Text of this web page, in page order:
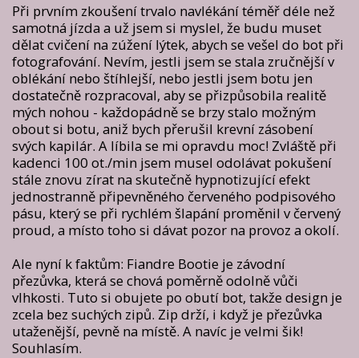
Při prvním zkoušení trvalo navlékání téměř déle než
samotná jízda a už jsem si myslel, že budu muset
dělat cvičení na zúžení lýtek, abych se vešel do bot při
fotografování. Nevím, jestli jsem se stala zručnější v
oblékání nebo štíhlejší, nebo jestli jsem botu jen
dostatečně rozpracoval, aby se přizpůsobila realitě
mých nohou - každopádně se brzy stalo možným
obout si botu, aniž bych přerušil krevní zásobení
svých kapilár. A líbila se mi opravdu moc! Zvláště při
kadenci 100 ot./min jsem musel odolávat pokušení
stále znovu zírat na skutečně hypnotizující efekt
jednostranně připevněného červeného podpisového
pásu, který se při rychlém šlapání proměnil v červený
proud, a místo toho si dávat pozor na provoz a okolí.
Ale nyní k faktům: Fiandre Bootie je závodní
přezůvka, která se chová poměrně odolně vůči
vlhkosti. Tuto si obujete po obutí bot, takže design je
zcela bez suchých zipů. Zip drží, i když je přezůvka
utaženější, pevně na místě. A navíc je velmi šik!
Souhlasím.